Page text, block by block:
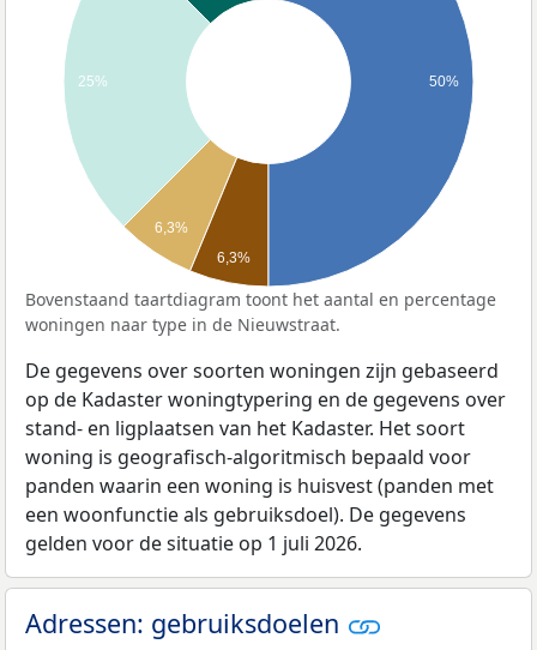
25%
6,3%
6,3%
50%
Bovenstaand taartdiagram toont het aantal en percentage
woningen naar type in de Nieuwstraat.
De gegevens over soorten woningen zijn gebaseerd
op de Kadaster woningtypering en de gegevens over
stand- en ligplaatsen van het Kadaster. Het soort
woning is geografisch-algoritmisch bepaald voor
panden waarin een woning is huisvest (panden met
een woonfunctie als gebruiksdoel). De gegevens
gelden voor de situatie op 1 juli 2026.
Adressen: gebruiksdoelen